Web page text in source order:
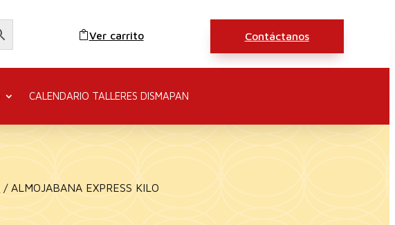
Ver carrito Contáctanos
CALENDARIO TALLERES DISMAPAN
/ ALMOJABANA EXPRESS KILO